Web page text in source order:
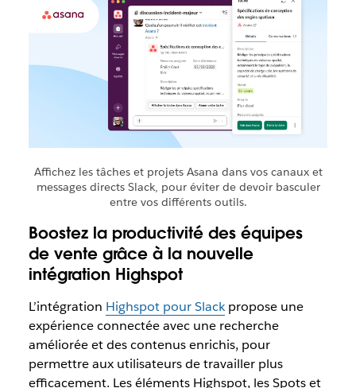
Affichez les tâches et projets Asana dans vos canaux et
messages directs Slack, pour éviter de devoir basculer
entre vos différents outils.
Boostez la productivité des équipes
de vente grâce à la nouvelle
intégration Highspot
L’intégration Highspot pour Slackpropose une
expérience connectée avec une recherche
améliorée et des contenus enrichis, pour
permettre aux utilisateurs de travailler plus
efficacement. Les éléments Highspot, les Spots et